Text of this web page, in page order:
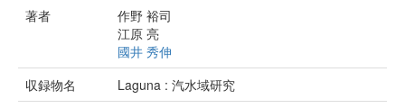
著者
作野 裕司
江原 亮
國井 秀伸
収録物名
Laguna : 汽水域研究